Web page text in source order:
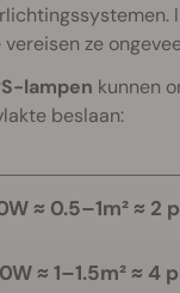
ze
lampen kunnen
beslaan:
≈ 0.5–1m² ≈ 2
≈ 1–1.5m² ≈ 4